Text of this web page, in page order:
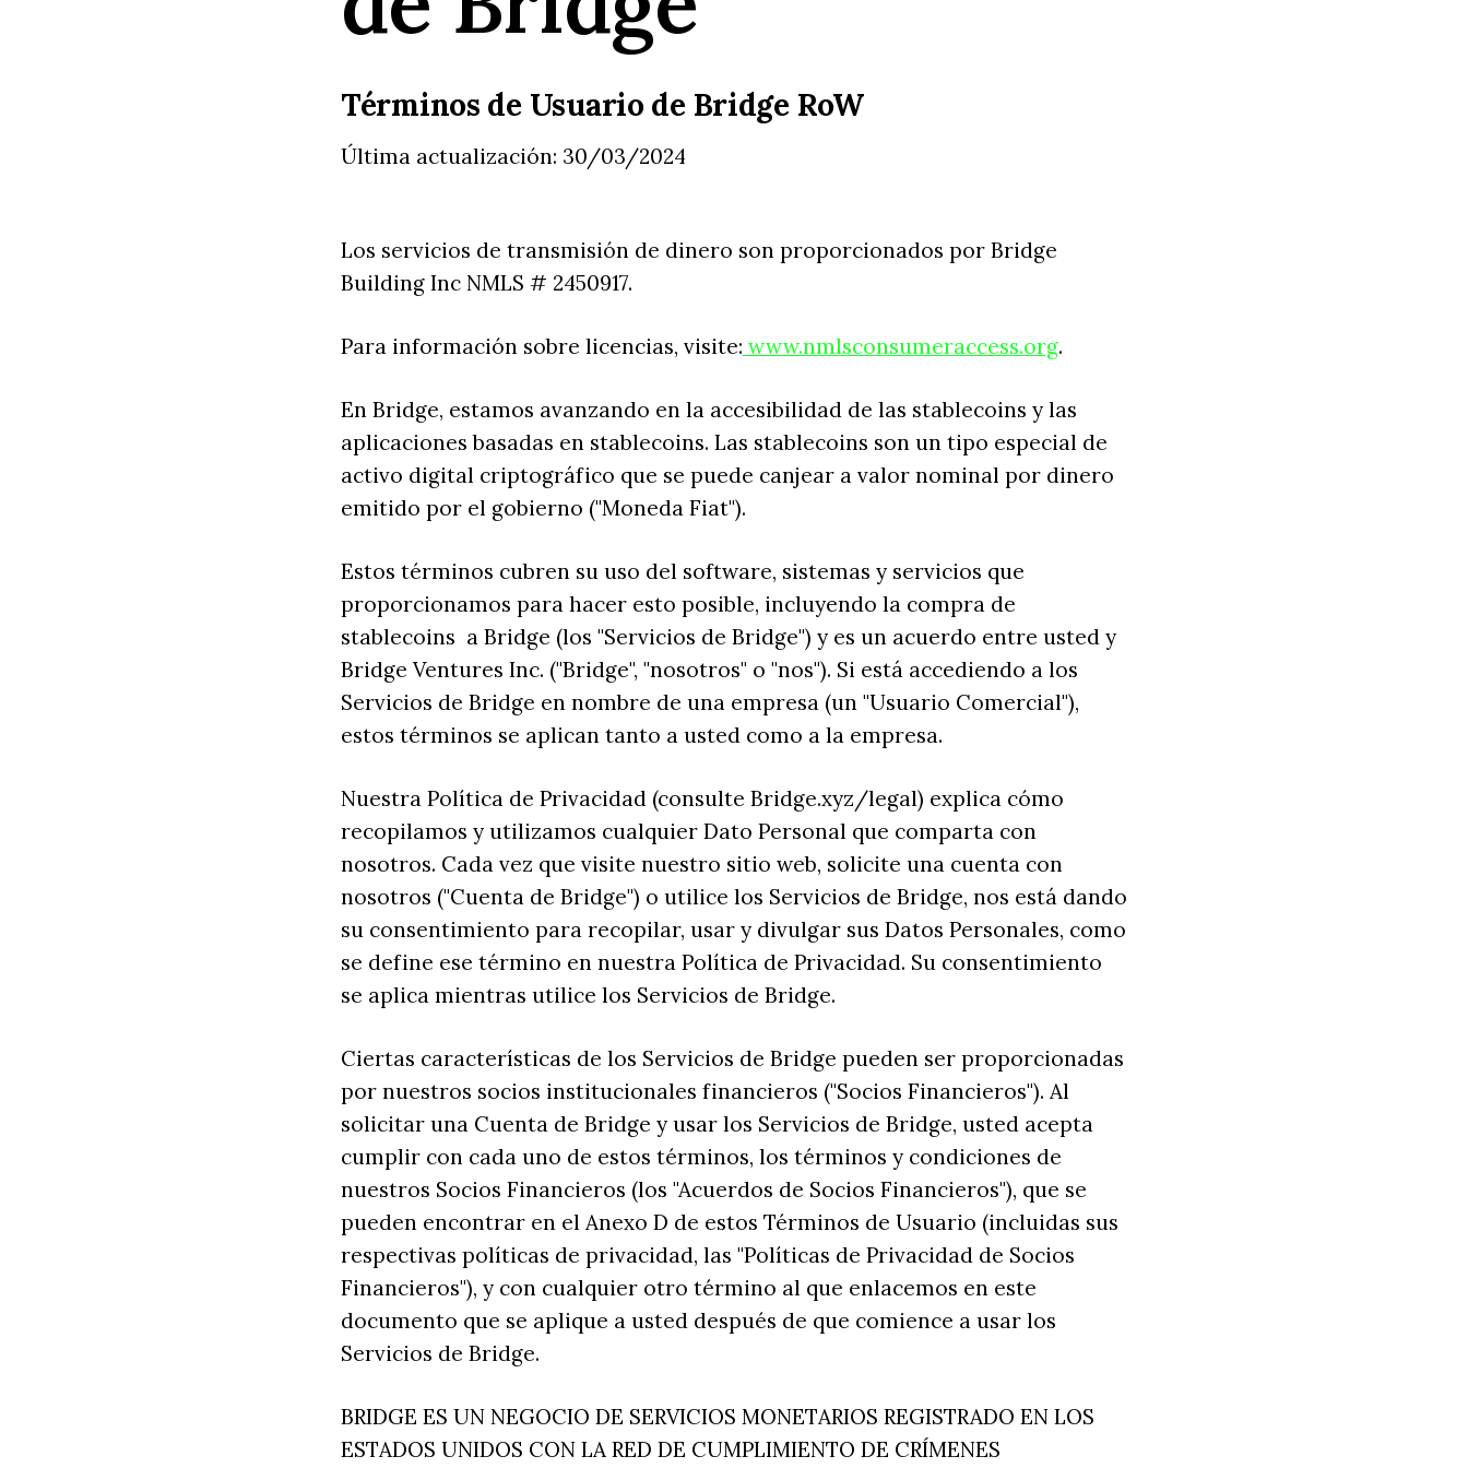
Términos de Usuario de Bridge RoW
Última actualización: 30/03/2024
Los servicios de transmisión de dinero son proporcionados por Bridge
Building Inc NMLS # 2450917.
Para información sobre licencias, visite: www.nmlsconsumeraccess.org.
En Bridge, estamos avanzando en la accesibilidad de las stablecoins y las
aplicaciones basadas en stablecoins. Las stablecoins son un tipo especial de
activo digital criptográfico que se puede canjear a valor nominal por dinero
emitido por el gobierno ("Moneda Fiat").
Estos términos cubren su uso del software, sistemas y servicios que
proporcionamos para hacer esto posible, incluyendo la compra de
stablecoins a Bridge (los "Servicios de Bridge") y es un acuerdo entre usted y
Bridge Ventures Inc. ("Bridge", "nosotros" o "nos"). Si está accediendo a los
Servicios de Bridge en nombre de una empresa (un "Usuario Comercial"),
estos términos se aplican tanto a usted como a la empresa.
Nuestra Política de Privacidad (consulte Bridge.xyz/legal) explica cómo
recopilamos y utilizamos cualquier Dato Personal que comparta con
nosotros. Cada vez que visite nuestro sitio web, solicite una cuenta con
nosotros ("Cuenta de Bridge") o utilice los Servicios de Bridge, nos está dando
su consentimiento para recopilar, usar y divulgar sus Datos Personales, como
se define ese término en nuestra Política de Privacidad. Su consentimiento
se aplica mientras utilice los Servicios de Bridge.
Ciertas características de los Servicios de Bridge pueden ser proporcionadas
por nuestros socios institucionales financieros ("Socios Financieros"). Al
solicitar una Cuenta de Bridge y usar los Servicios de Bridge, usted acepta
cumplir con cada uno de estos términos, los términos y condiciones de
nuestros Socios Financieros (los "Acuerdos de Socios Financieros"), que se
pueden encontrar en el Anexo D de estos Términos de Usuario (incluidas sus
respectivas políticas de privacidad, las "Políticas de Privacidad de Socios
Financieros"), y con cualquier otro término al que enlacemos en este
documento que se aplique a usted después de que comience a usar los
Servicios de Bridge.
BRIDGE ES UN NEGOCIO DE SERVICIOS MONETARIOS REGISTRADO EN LOS
ESTADOS UNIDOS CON LA RED DE CUMPLIMIENTO DE CRÍMENES